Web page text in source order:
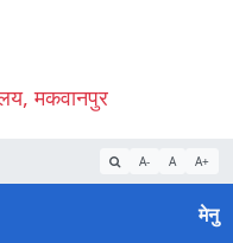
मकवानपुर
A- A A+
मेनु